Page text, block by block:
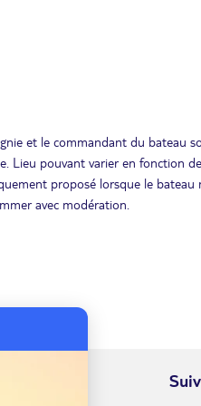
et le commandant du bateau
Lieu pouvant varier en fonction
proposé lorsque le bateau
avec modération.